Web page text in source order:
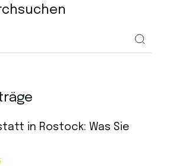
in Rostock: Was Sie